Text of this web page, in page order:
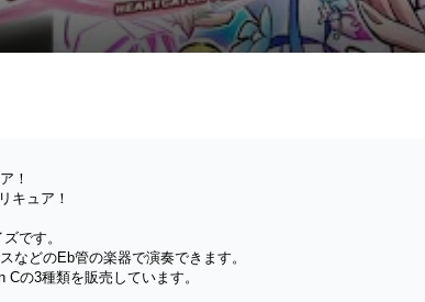
！
キュア！
です。
などのEb管の楽器で演奏できます。
の3種類を販売しています。